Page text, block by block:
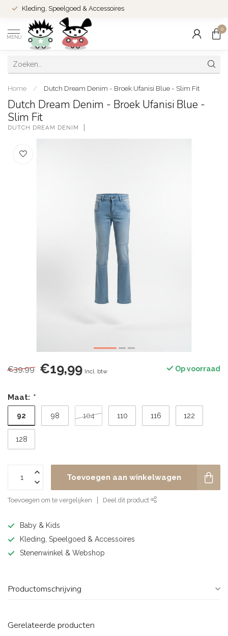
Kleding, Speelgoed & Accessoires
MENU
0
Home / Dutch Dream Denim - Broek Ufanisi Blue - Slim Fit
Dutch Dream Denim - Broek Ufanisi Blue -
Slim Fit
DUTCH DREAM DENIM
€39,99 €19,99 Incl. btw Op voorraad
Maat: *
92 98 104 110 116 122
128
Toevoegen aan winkelwagen
Toevoegen om te vergelijken Deel dit product
Baby & Kids
Kleding, Speelgoed & Accessoires
Stenenwinkel & Webshop
Productomschrijving
Gerelateerde producten